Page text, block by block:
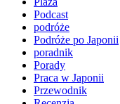
Podcast
podróże
Podróże po Japonii
poradnik
Porady
Praca w Japonii
Przewodnik